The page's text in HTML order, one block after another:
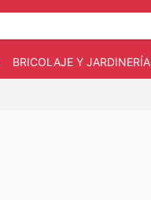
BRICOLAJE Y JARDINERÍA